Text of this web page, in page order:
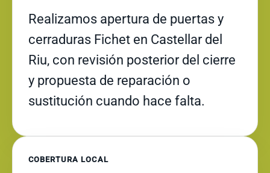
Realizamos apertura de puertas y
cerraduras Fichet en Castellar del
Riu, con revisión posterior del cierre
y propuesta de reparación o
sustitución cuando hace falta.
COBERTURA LOCAL